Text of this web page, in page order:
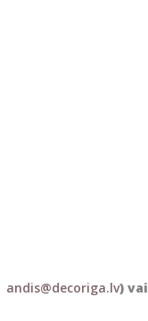
andis@decoriga.lv) vai